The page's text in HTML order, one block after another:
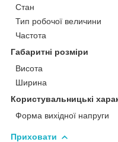
Стан
Тип робочої величини
Частота
Габаритні розміри
Висота
Ширина
Користувальницькі
Форма вихідної напруги
Приховати